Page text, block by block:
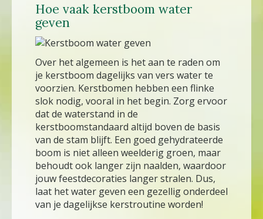
Hoe vaak kerstboom water
geven
Over het algemeen is het aan te raden om
je kerstboom dagelijks van vers water te
voorzien. Kerstbomen hebben een flinke
slok nodig, vooral in het begin. Zorg ervoor
dat de waterstand in de
kerstboomstandaard altijd boven de basis
van de stam blijft. Een goed gehydrateerde
boom is niet alleen weelderig groen, maar
behoudt ook langer zijn naalden, waardoor
jouw feestdecoraties langer stralen. Dus,
laat het water geven een gezellig onderdeel
van je dagelijkse kerstroutine worden!